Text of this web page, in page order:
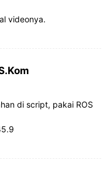
videonya.
di script, pakai ROS